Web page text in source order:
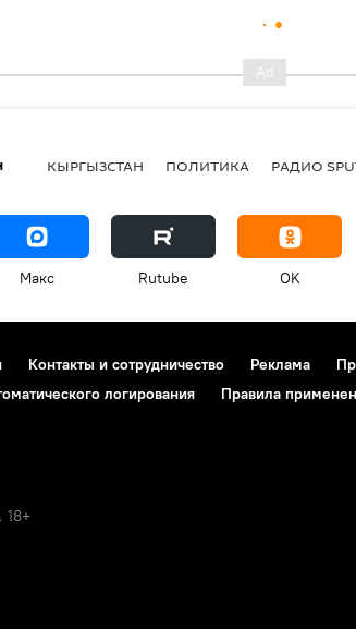
КЫРГЫЗСТАН ПОЛИТИКА РАДИО
Макс Rutube OK
Контакты и сотрудничество Реклама
логирования
Правила